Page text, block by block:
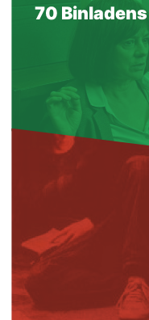
70 Binladens